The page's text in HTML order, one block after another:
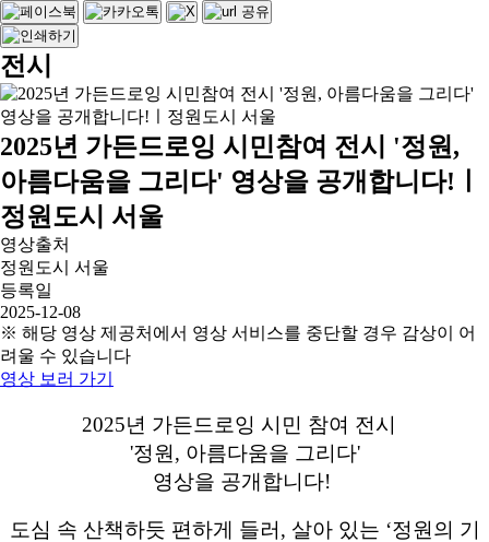
전시
2025년 가든드로잉 시민참여 전시 '정원,
아름다움을 그리다' 영상을 공개합니다!ㅣ
정원도시 서울
영상출처
정원도시 서울
등록일
2025-12-08
※ 해당 영상 제공처에서 영상 서비스를 중단할 경우 감상이 어
려울 수 있습니다
영상 보러 가기
2025년 가든드로잉 시민 참여 전시
'정원, 아름다움을 그리다'
영상을 공개합니다!
도심 속 산책하듯 편하게 들러, 살아 있는 ‘정원의 기